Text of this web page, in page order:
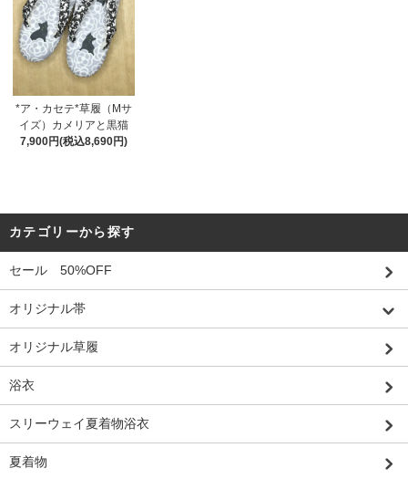
*ア・カセテ*草履（Mサ
イズ）カメリアと黒猫
7,900円(税込8,690円)
カテゴリーから探す
セール 50%OFF
オリジナル帯
オリジナル草履
浴衣
スリーウェイ夏着物浴衣
夏着物